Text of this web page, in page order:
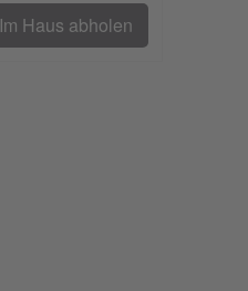
Im Haus abholen